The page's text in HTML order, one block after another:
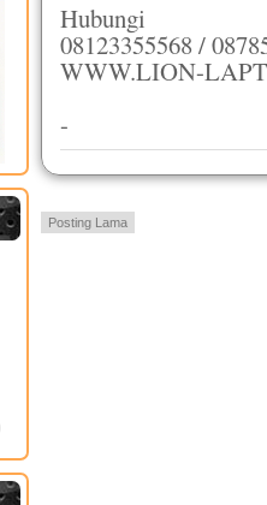
Hubungi
08123355568 /
WWW.LION-
-
Posting Lama